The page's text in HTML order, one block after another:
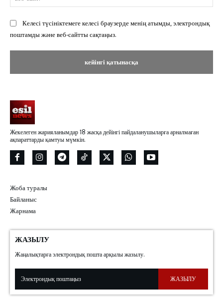
Келесі түсініктемеге келесі браузерде менің атымды, электрондық
поштамды және веб-сайтты сақтаңыз.
Жекелеген жарияланымдар 18 жасқа дейінгі пайдаланушыларға арналмаған
ақпараттарды қамтуы мүмкін.
Жоба туралы
Байланыс
Жарнама
ЖАЗЫЛУ
Жаңалықтарға электрондық пошта арқылы жазылу.
ЖАЗЫЛУ